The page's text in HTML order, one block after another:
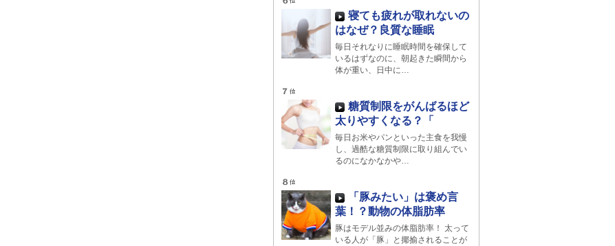
寝ても疲れが取れないの
はなぜ？良質な睡眠
毎日それなりに睡眠時間を確保して
いるはずなのに、朝起きた瞬間から
体が重い、日中に…
糖質制限をがんばるほど
太りやすくなる？「
毎日お米やパンといった主食を我慢
し、過酷な糖質制限に取り組んでい
るのになかなかや…
「豚みたい」は褒め言
葉！？動物の体脂肪率
豚はモデル並みの体脂肪率！ 太って
いる人が「豚」と揶揄されることが